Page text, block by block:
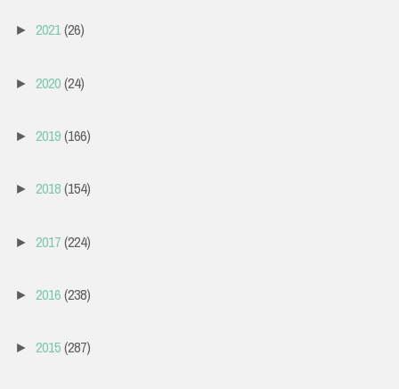
► 2021(26)
► 2020(24)
► 2019(166)
► 2018(154)
► 2017(224)
► 2016(238)
► 2015(287)